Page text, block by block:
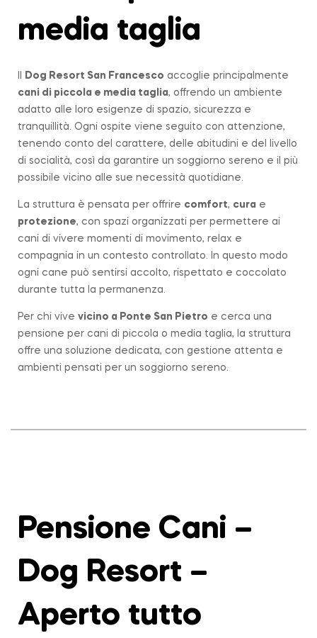
media taglia
Dog Resort San Francesco accoglie principalmente
cani di piccola e media taglia, offrendo un ambiente
adatto alle loro esigenze di spazio, sicurezza e
tranquillità. Ogni ospite viene seguito con attenzione,
tenendo conto del carattere, delle abitudini e del livello
di socialità, così da garantire un soggiorno sereno e il più
possibile vicino alle sue necessità quotidiane.
La struttura è pensata per offrire comfort, cura e
protezione, con spazi organizzati per permettere ai
cani di vivere momenti di movimento, relax e
compagnia in un contesto controllato. In questo modo
ogni cane può sentirsi accolto, rispettato e coccolato
durante tutta la permanenza.
Per chi vive vicino a Ponte San Pietro e cerca una
pensione per cani di piccola o media taglia, la struttura
offre una soluzione dedicata, con gestione attenta e
ambienti pensati per un soggiorno sereno.
Pensione Cani –
Dog Resort –
Aperto tutto